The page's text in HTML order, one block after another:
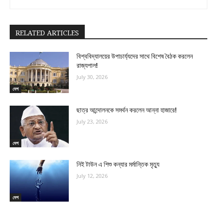
RELATED ARTICLES
দেশ
বিশ্ববিদ্যালয়ের উপাচার্য্যদের সাথে বিশেষ বৈঠক করলেন
রাজ্যপাল!
July 30, 2026
দেশ
ছাত্র আন্দোলনকে সমর্থন করলেন আন্না হাজারে!
July 23, 2026
দেশ
নিই টাউন এ শিশু কন্যার মর্মান্তিক মৃত্যু
July 12, 2026